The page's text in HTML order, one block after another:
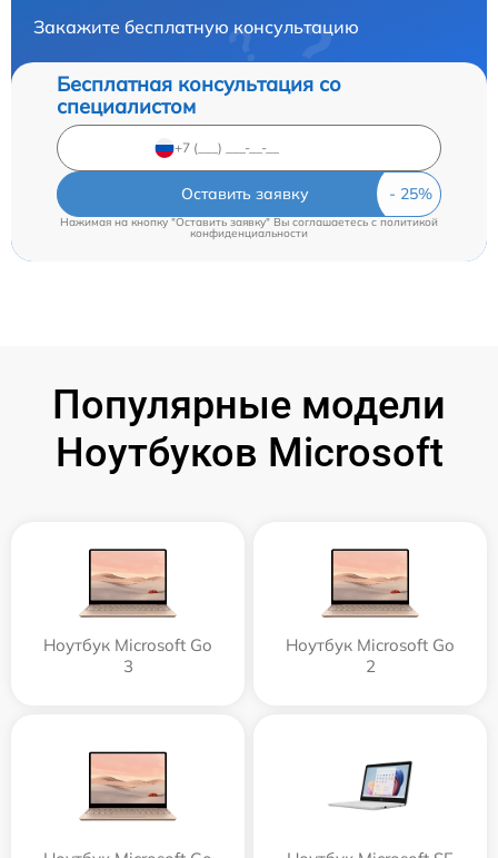
Закажите бесплатную консультацию
Бесплатная консультация со
специалистом
Оставить заявку
Нажимая на кнопку "Оставить заявку" Вы соглашаетесь cполитикой
конфиденциальности
Популярные модели
Ноутбуков Microsoft
Ноутбук Microsoft Go
3
Ноутбук Microsoft Go
2